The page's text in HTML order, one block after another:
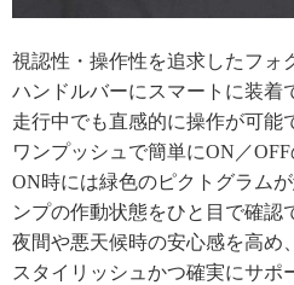
視認性・操作性を追求したフォ
ハンドルバーにスマートに装着
走行中でも直感的に操作が可能
ワンプッシュで簡単にON／OFF
ON時には緑色のピクトグラム
ンプの作動状態をひと目で確認
夜間や悪天候時の安心感を高め
スタイリッシュかつ確実にサポ